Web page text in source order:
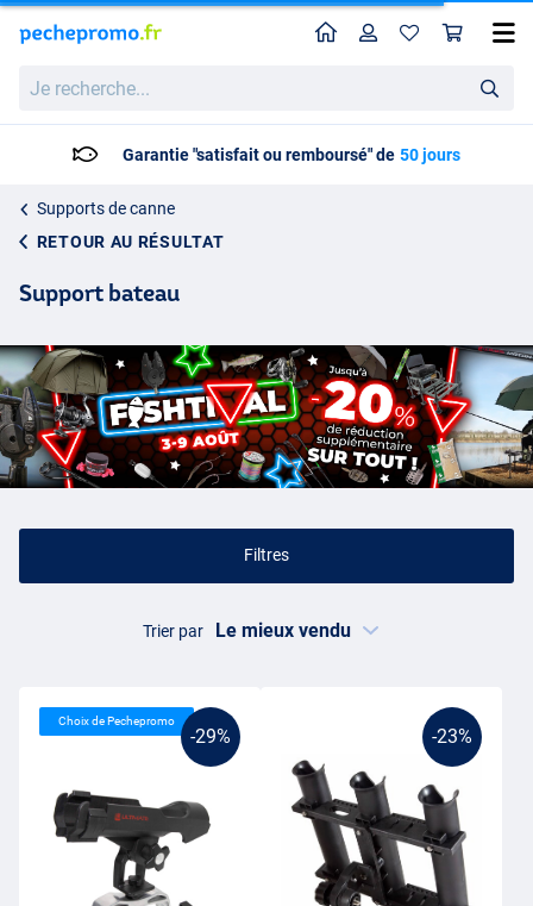
recherche...
HomeProfil
Livraison: 2 à 5 jours ouvrables
Supports de canne
RETOUR AU RÉSULTAT
Support bateau
Filtres
Trier par
-29%
Choix de Pechepromo
-23%